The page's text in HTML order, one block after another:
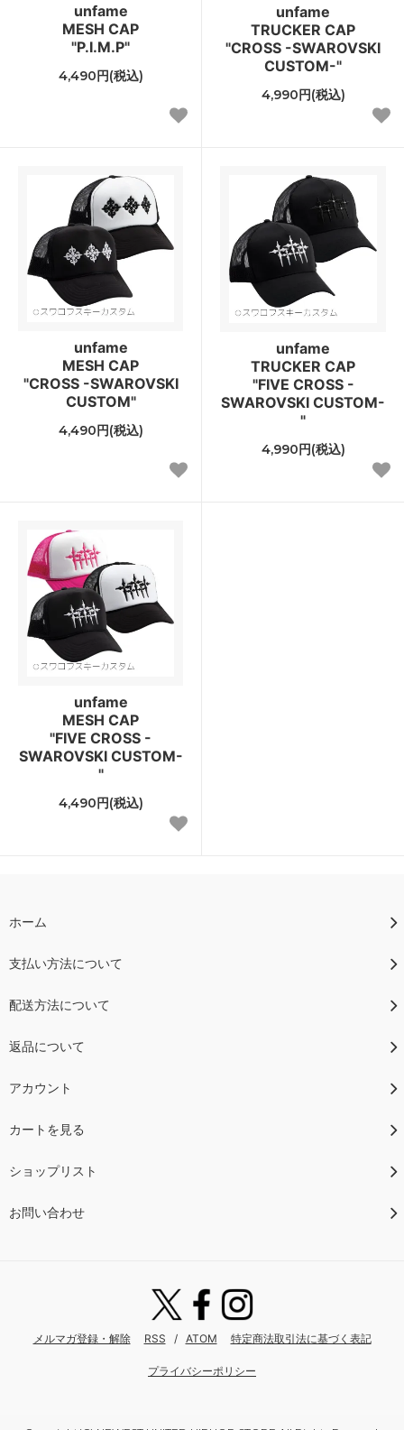
unfame
MESH CAP
"P.I.M.P"
4,490円(税込)
unfame
TRUCKER CAP
"CROSS -SWAROVSKI
CUSTOM-"
4,990円(税込)
unfame
MESH CAP
"CROSS -SWAROVSKI
CUSTOM"
4,490円(税込)
unfame
TRUCKER CAP
"FIVE CROSS -
SWAROVSKI CUSTOM-
"
4,990円(税込)
unfame
MESH CAP
"FIVE CROSS -
SWAROVSKI CUSTOM-
"
4,490円(税込)
ホーム
支払い方法について
配送方法について
返品について
アカウント
カートを見る
ショップリスト
お問い合わせ
メルマガ登録・解除 RSS / ATOM 特定商法取引法に基づく表記
プライバシーポリシー